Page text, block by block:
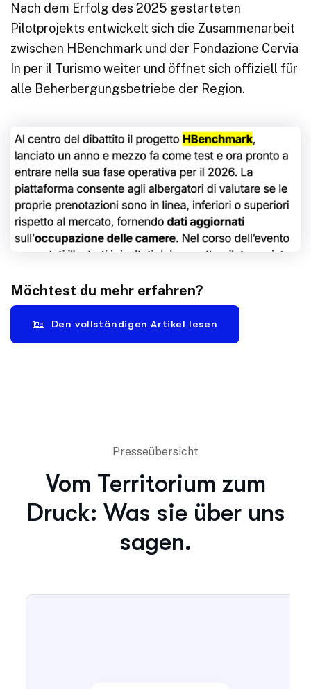
Nach dem Erfolg des 2025 gestarteten
Pilotprojekts entwickelt sich die Zusammenarbeit
zwischen HBenchmark und der Fondazione Cervia
In per il Turismo weiter und öffnet sich offiziell für
alle Beherbergungsbetriebe der Region.
Möchtest du mehr erfahren?
Den vollständigen Artikel lesen
Presseübersicht
Vom Territorium zum
Druck: Was sie über uns
sagen.